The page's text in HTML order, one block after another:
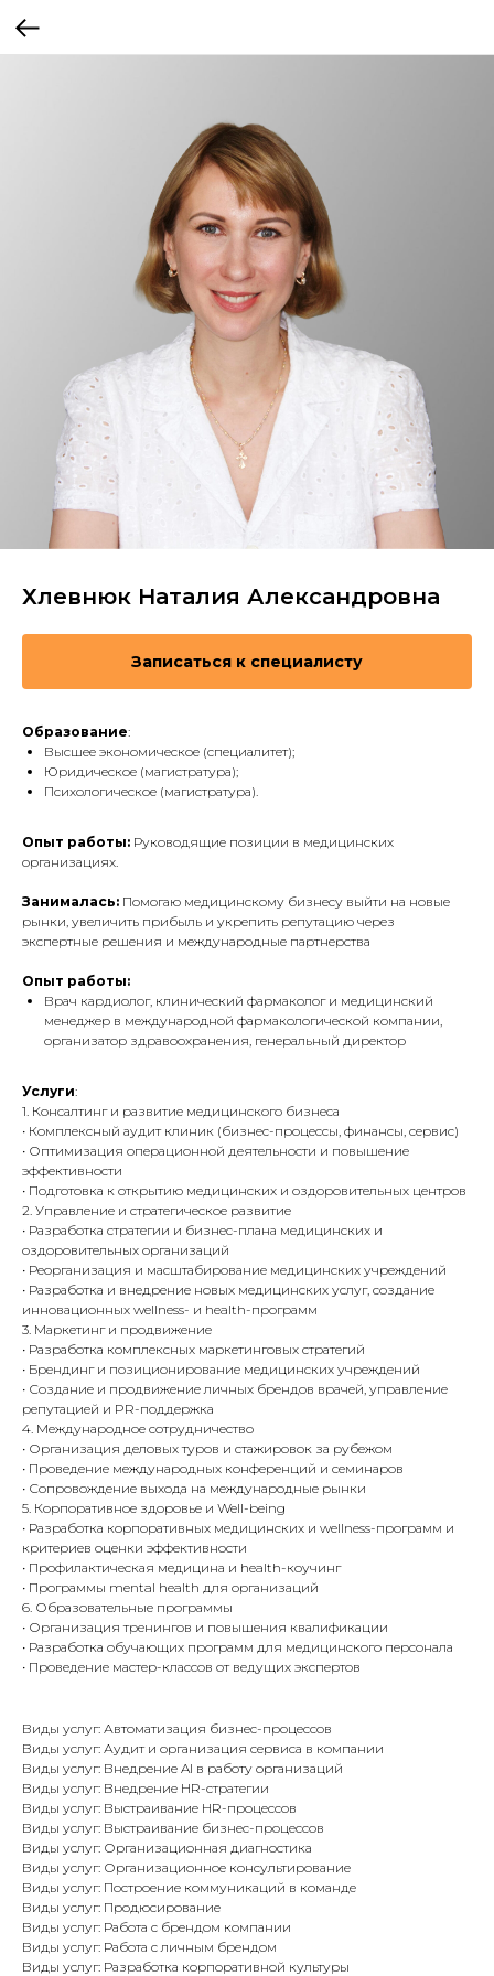
Хлевнюк Наталия Александровна
Записаться к специалисту
Образование:
Высшее экономическое (специалитет);
Юридическое (магистратура);
Психологическое (магистратура).
Опыт работы: Руководящие позиции в медицинских
организациях.
Занималась: Помогаю медицинскому бизнесу выйти на новые
рынки, увеличить прибыль и укрепить репутацию через
экспертные решения и международные партнерства
Опыт работы:
Врач кардиолог, клинический фармаколог и медицинский
менеджер в международной фармакологической компании,
организатор здравоохранения, генеральный директор
Услуги:
1. Консалтинг и развитие медицинского бизнеса
• Комплексный аудит клиник (бизнес-процессы, финансы, сервис)
• Оптимизация операционной деятельности и повышение
эффективности
• Подготовка к открытию медицинских и оздоровительных центров
2. Управление и стратегическое развитие
• Разработка стратегии и бизнес-плана медицинских и
оздоровительных организаций
• Реорганизация и масштабирование медицинских учреждений
• Разработка и внедрение новых медицинских услуг, создание
инновационных wellness- и health-программ
3. Маркетинг и продвижение
• Разработка комплексных маркетинговых стратегий
• Брендинг и позиционирование медицинских учреждений
• Создание и продвижение личных брендов врачей, управление
репутацией и PR-поддержка
4. Международное сотрудничество
• Организация деловых туров и стажировок за рубежом
• Проведение международных конференций и семинаров
• Сопровождение выхода на международные рынки
5. Корпоративное здоровье и Well-being
• Разработка корпоративных медицинских и wellness-программ и
критериев оценки эффективности
• Профилактическая медицина и health-коучинг
• Программы mental health для организаций
6. Образовательные программы
• Организация тренингов и повышения квалификации
• Разработка обучающих программ для медицинского персонала
• Проведение мастер-классов от ведущих экспертов
Виды услуг: Автоматизация бизнес-процессов
Виды услуг: Аудит и организация сервиса в компании
Виды услуг: Внедрение AI в работу организаций
Виды услуг: Внедрение HR-стратегии
Виды услуг: Выстраивание HR-процессов
Виды услуг: Выстраивание бизнес-процессов
Виды услуг: Организационная диагностика
Виды услуг: Организационное консультирование
Виды услуг: Построение коммуникаций в команде
Виды услуг: Продюсирование
Виды услуг: Работа с брендом компании
Виды услуг: Работа с личным брендом
Виды услуг: Разработка корпоративной культуры